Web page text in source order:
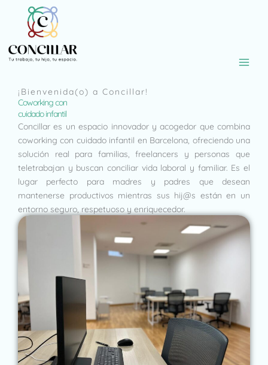
contenido
¡Bienvenida(o) a Concillar!
Coworking con
cuidado infantil
Concillar es un espacio innovador y acogedor que combina
coworking con cuidado infantil en Barcelona, ofreciendo una
solución real para familias, freelancers y personas que
teletrabajan y buscan conciliar vida laboral y familiar. Es el
lugar perfecto para madres y padres que desean
mantenerse productivos mientras sus hij@s están en un
entorno seguro, respetuoso y enriquecedor.